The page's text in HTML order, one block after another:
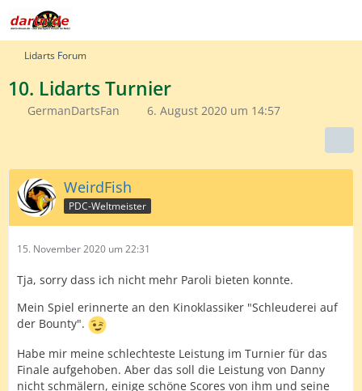
Lidarts Forum
10. Lidarts Turnier
GermanDartsFan 6. August 2020 um 14:57
WeirdFish
PDC-Weltmeister
15. November 2020 um 22:31
Tja, sorry dass ich nicht mehr Paroli bieten konnte.
Mein Spiel erinnerte an den Kinoklassiker "Schleuderei auf
der Bounty".
Habe mir meine schlechteste Leistung im Turnier für das
Finale aufgehoben. Aber das soll die Leistung von Danny
nicht schmälern, einige schöne Scores von ihm und seine